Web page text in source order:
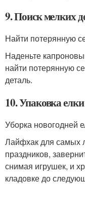
9. Поиск мелких
Найти потерянную
Наденьте
найти потерянную
деталь.
10. Упаковка елки
Уборка новогодней
Лайфхак для самых
праздников,
снимая игрушек, и
кладовке до